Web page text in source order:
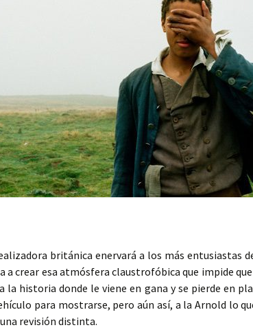
británica enervará a los más entusiastas
a crear esa atmósfera claustrofóbica que impide
historia donde le viene en gana y se pierde en
para mostrarse, pero aún así, a la Arnold lo
revisión distinta.